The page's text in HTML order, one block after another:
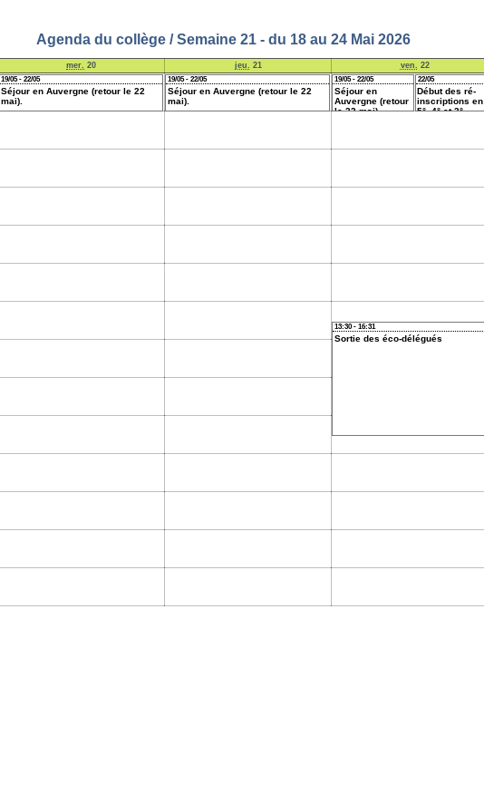
Agenda du collège / Semaine 21 - du 18 au 24 Mai 2026
19/05 - 22/05
Séjour en Auvergne (retour le 22
mai).
19/05 - 22/05
Séjour en Auvergne (retour le 22
mai).
19/05 - 22/05
Séjour en
Auvergne (retour
le 22 mai).
22/05
Début des ré-
inscriptions en
5°- 4° et 3°.
13:30 - 16:31
Sortie des éco-délégués
mer. 20 jeu. 21 ven. 22